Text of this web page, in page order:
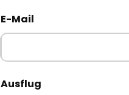
E-Mail
Ausflug